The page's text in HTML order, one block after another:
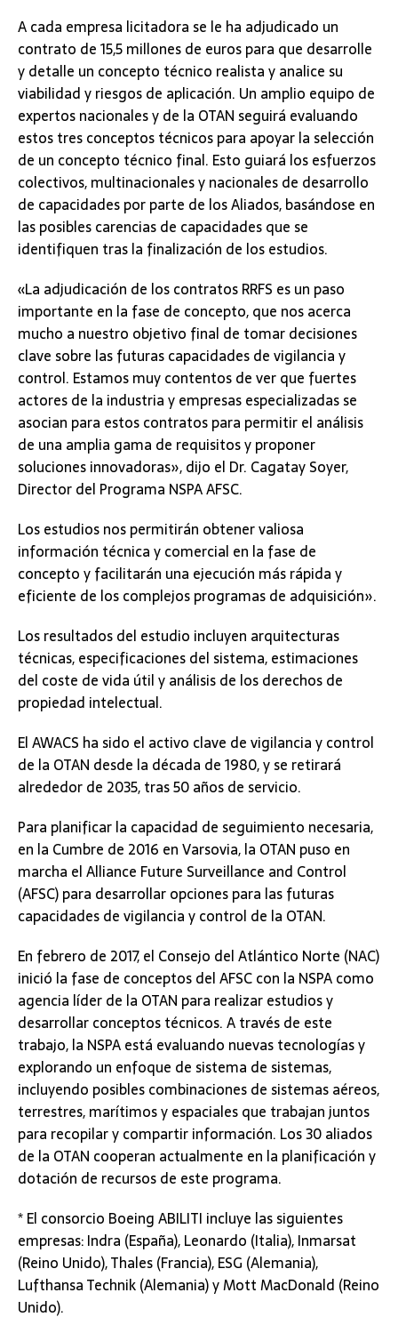
A cada empresa licitadora se le ha adjudicado un
contrato de 15,5 millones de euros para que desarrolle
y detalle un concepto técnico realista y analice su
viabilidad y riesgos de aplicación. Un amplio equipo de
expertos nacionales y de la OTAN seguirá evaluando
estos tres conceptos técnicos para apoyar la selección
de un concepto técnico final. Esto guiará los esfuerzos
colectivos, multinacionales y nacionales de desarrollo
de capacidades por parte de los Aliados, basándose en
las posibles carencias de capacidades que se
identifiquen tras la finalización de los estudios.
«La adjudicación de los contratos RRFS es un paso
importante en la fase de concepto, que nos acerca
mucho a nuestro objetivo final de tomar decisiones
clave sobre las futuras capacidades de vigilancia y
control. Estamos muy contentos de ver que fuertes
actores de la industria y empresas especializadas se
asocian para estos contratos para permitir el análisis
de una amplia gama de requisitos y proponer
soluciones innovadoras», dijo el Dr. Cagatay Soyer,
Director del Programa NSPA AFSC.
Los estudios nos permitirán obtener valiosa
información técnica y comercial en la fase de
concepto y facilitarán una ejecución más rápida y
eficiente de los complejos programas de adquisición».
Los resultados del estudio incluyen arquitecturas
técnicas, especificaciones del sistema, estimaciones
del coste de vida útil y análisis de los derechos de
propiedad intelectual.
El AWACS ha sido el activo clave de vigilancia y control
de la OTAN desde la década de 1980, y se retirará
alrededor de 2035, tras 50 años de servicio.
Para planificar la capacidad de seguimiento necesaria,
en la Cumbre de 2016 en Varsovia, la OTAN puso en
marcha el Alliance Future Surveillance and Control
(AFSC) para desarrollar opciones para las futuras
capacidades de vigilancia y control de la OTAN.
En febrero de 2017, el Consejo del Atlántico Norte (NAC)
inició la fase de conceptos del AFSC con la NSPA como
agencia líder de la OTAN para realizar estudios y
desarrollar conceptos técnicos. A través de este
trabajo, la NSPA está evaluando nuevas tecnologías y
explorando un enfoque de sistema de sistemas,
incluyendo posibles combinaciones de sistemas aéreos,
terrestres, marítimos y espaciales que trabajan juntos
para recopilar y compartir información. Los 30 aliados
de la OTAN cooperan actualmente en la planificación y
dotación de recursos de este programa.
* El consorcio Boeing ABILITI incluye las siguientes
empresas: Indra (España), Leonardo (Italia), Inmarsat
(Reino Unido), Thales (Francia), ESG (Alemania),
Lufthansa Technik (Alemania) y Mott MacDonald (Reino
Unido).